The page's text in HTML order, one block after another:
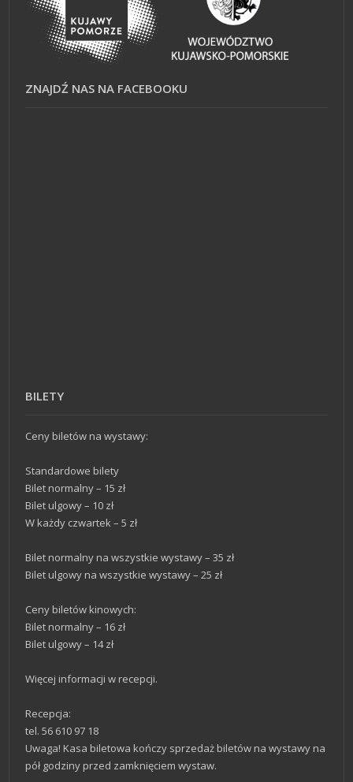
ZNAJDŹ NAS NA FACEBOOKU
BILETY
Ceny biletów na wystawy:
Standardowe bilety
Bilet normalny – 15 zł
Bilet ulgowy – 10 zł
W każdy czwartek – 5 zł
Bilet normalny na wszystkie wystawy – 35 zł
Bilet ulgowy na wszystkie wystawy – 25 zł
Ceny biletów kinowych:
Bilet normalny – 16 zł
Bilet ulgowy – 14 zł
Więcej informacji w recepcji.
Recepcja:
tel. 56 610 97 18
Uwaga! Kasa biletowa kończy sprzedaż biletów na wystawy na
pół godziny przed zamknięciem wystaw.